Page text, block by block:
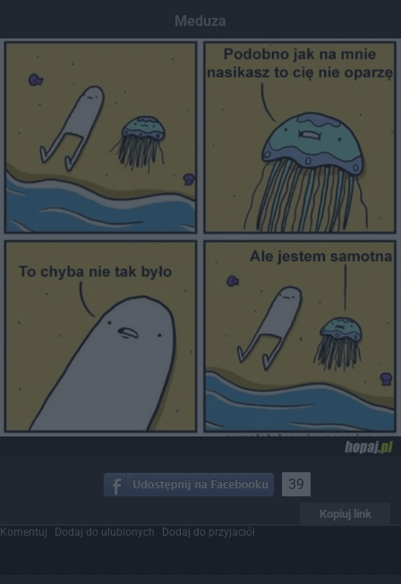
Meduza
39
Kopiuj link
Komentuj Dodaj do ulubionych Dodaj do przyjaciół